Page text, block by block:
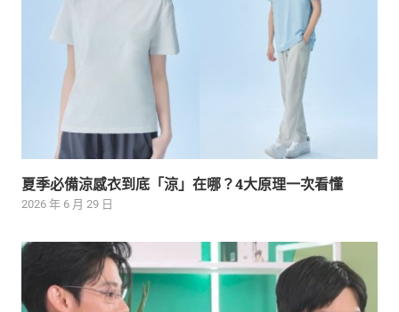
夏季必備涼感衣到底「涼」在哪？4大原理一次看懂
2026 年 6 月 29 日